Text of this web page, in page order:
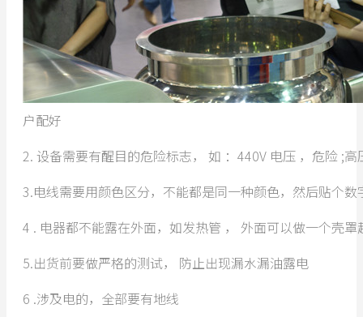
户配好
2. 设备需要有醒目的危险标志， 如 ：440V 电压 ，危险 ;
3.电线需要用颜色区分，不能都是同一种颜色，然后贴个数
4 . 电器都不能露在外面，如发热管 ， 外面可以做一个壳罩
5.出货前要做严格的测试， 防止出现漏水漏油露电
6 .涉及电的，全部要有地线